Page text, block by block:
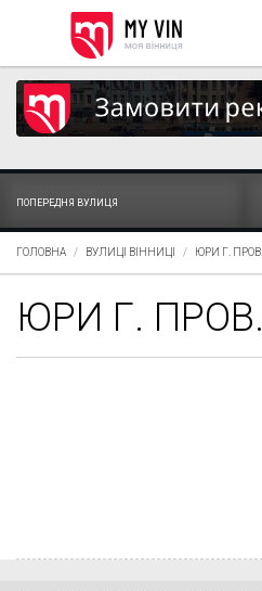
ПОПЕРЕДНЯ ВУЛИЦЯ
ГОЛОВНА ВУЛИЦІ ВІННИЦІ ЮРИ Г. ПРОВ.
ЮРИ Г. ПРОВ.